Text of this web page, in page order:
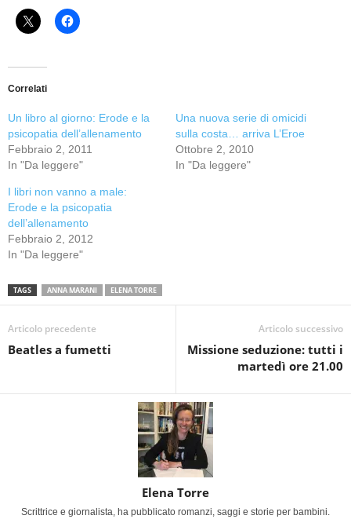
Correlati
Un libro al giorno: Erode e la
psicopatia dell’allenamento
Febbraio 2, 2011
In "Da leggere"
Una nuova serie di omicidi
sulla costa… arriva L’Eroe
Ottobre 2, 2010
In "Da leggere"
I libri non vanno a male:
Erode e la psicopatia
dell’allenamento
Febbraio 2, 2012
In "Da leggere"
TAGS ANNA MARANI ELENA TORRE
Articolo precedente
Beatles a fumetti
Articolo successivo
Missione seduzione: tutti i
martedì ore 21.00
Elena Torre
Scrittrice e giornalista, ha pubblicato romanzi, saggi e storie per bambini.